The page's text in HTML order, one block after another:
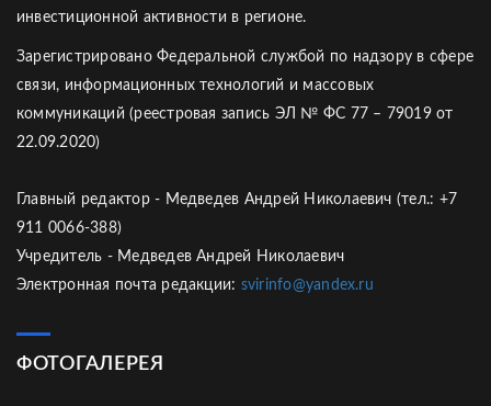
инвестиционной активности в регионе.
Зарегистрировано Федеральной службой по надзору в сфере
связи, информационных технологий и массовых
коммуникаций (реестровая запись ЭЛ № ФС 77 – 79019 от
22.09.2020)
Главный редактор - Медведев Андрей Николаевич (тел.: +7
911 0066-388)
Учредитель - Медведев Андрей Николаевич
Электронная почта редакции: svirinfo@yandex.ru
ФОТОГАЛЕРЕЯ